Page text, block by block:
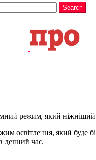
Search
режим, який ніжніший
освітлення, який буде
денний час.